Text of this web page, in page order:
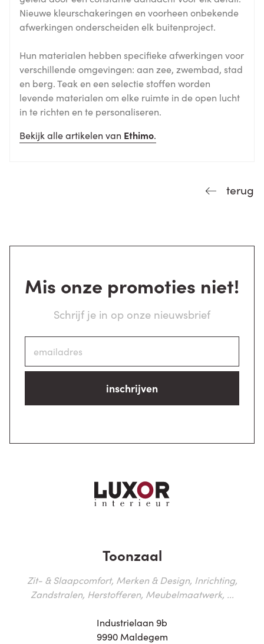
Nieuwe kleurschakeringen en voorheen onbekende
afwerkingen onderscheiden elk buitenproject.
Hun materialen hebben specifieke afwerkingen voor
verschillende omgevingen: aan zee, zwembad, stad
en berg. Teak en een selectie stoffen worden
levende materialen om elke ruimte in de open lucht
in te richten en te personaliseren.
Bekijk alle artikelen van Ethimo.
terug
Mis onze promoties niet!
Schrijf je in op onze nieuwsbrief
inschrijven
Toonzaal
Zit- & Slaapcomfort, Merken & Design, Inrichting,
Zandstralen, Herstofferen, Meubelmaatwerk, ...
Industrielaan 9b
9990 Maldegem